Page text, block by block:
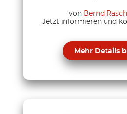
von Bernd
Jetzt informieren und
Mehr Details